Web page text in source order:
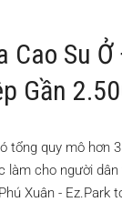
Cao Su
Gần
tổng quy mô hơn
làm cho người
Xuân - Ez.Park